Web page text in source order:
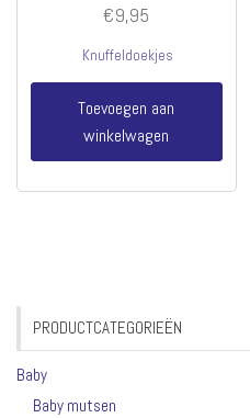
€9,95
Knuffeldoekjes
Toevoegen aan
winkelwagen
PRODUCTCATEGORIEËN
Baby
Baby mutsen